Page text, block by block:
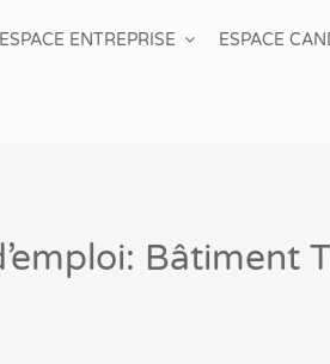
ESPACE ENTREPRISE ESPACE
Bâtiment